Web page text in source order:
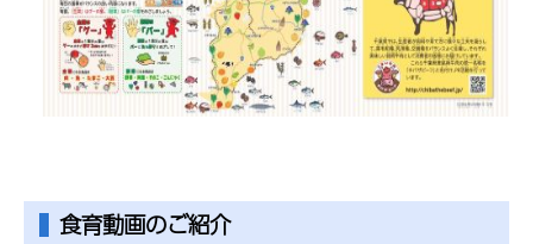
食育動画のご紹介